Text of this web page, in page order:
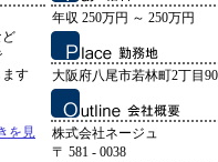
す
を見
年収 250万円 ～ 250万円
大阪府八尾市若林町2丁目
株式会社ネージュ
〒 581 - 0038